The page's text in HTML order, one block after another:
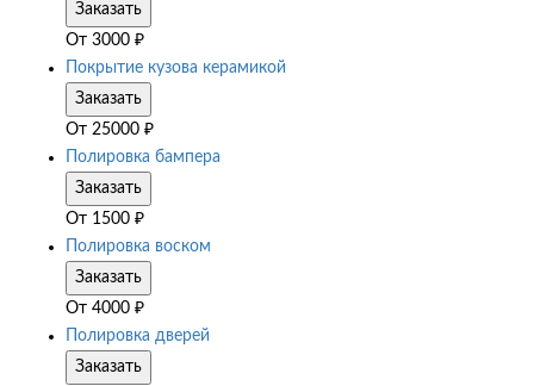
Заказать
От 3000 ₽
Покрытие кузова керамикой
Заказать
От 25000 ₽
Полировка бампера
Заказать
От 1500 ₽
Полировка воском
Заказать
От 4000 ₽
Полировка дверей
Заказать